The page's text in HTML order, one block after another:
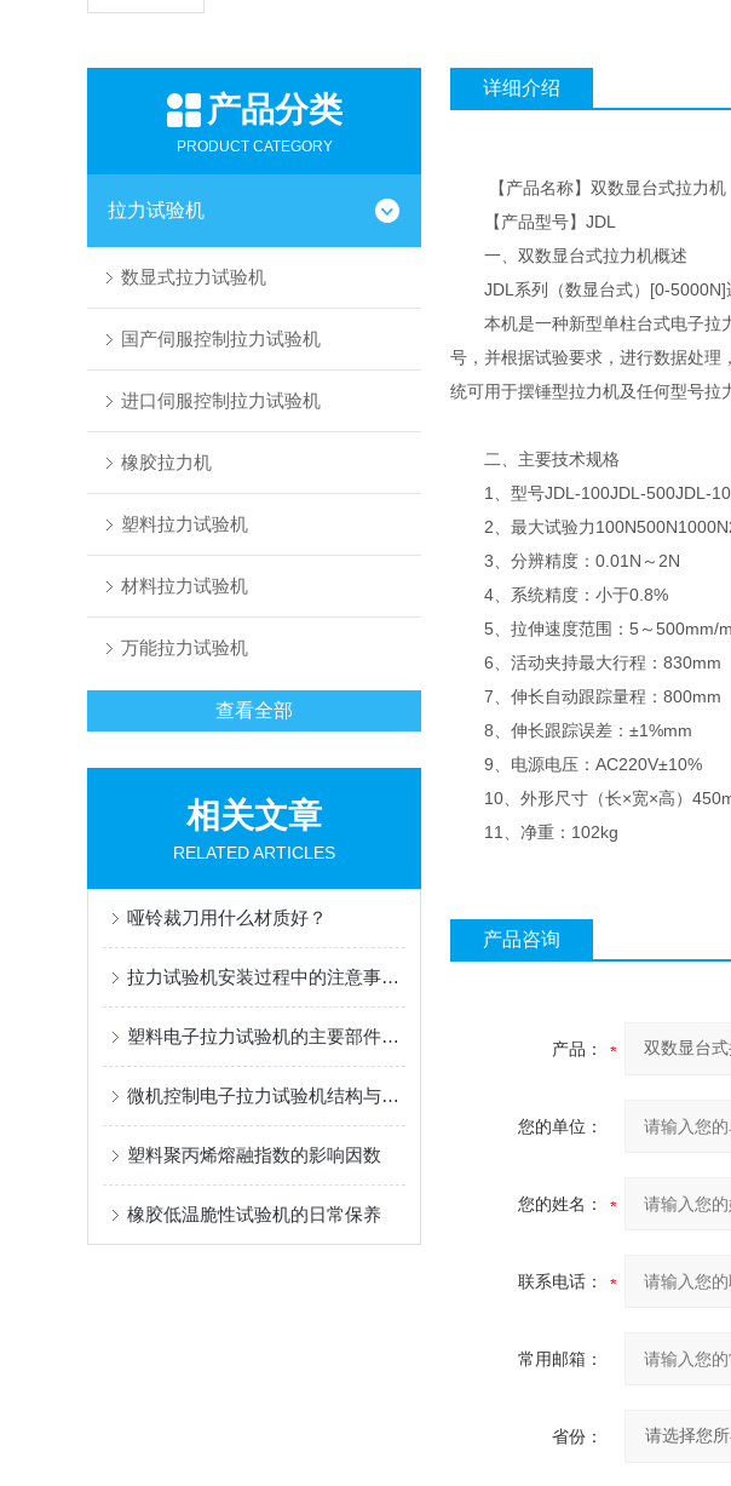
产品分类
PRODUCT CATEGORY
拉力试验机
数显式拉力试验机
国产伺服控制拉力试验机
进口伺服控制拉力试验机
橡胶拉力机
塑料拉力试验机
材料拉力试验机
万能拉力试验机
查看全部
相关文章
RELATED ARTICLES
哑铃裁刀用什么材质好？
拉力试验机安装过程中的注意事项及维护
塑料电子拉力试验机的主要部件及选择方式
微机控制电子拉力试验机结构与原理及特点
塑料聚丙烯熔融指数的影响因数
橡胶低温脆性试验机的日常保养
详细介绍
【产品名称】双数显台式拉力机
【产品型号】JDL
一、双数显台式拉力机概述
JDL系列（数显台式）[0-5000N]适
本机是一种新型单柱台式电子拉力
号，并根据试验要求，进行数据处理
统可用于摆锤型拉力机及任何型号拉
二、主要技术规格
1、型号JDL-100JDL-500JDL-
2、最大试验力
3、分辨精度：0.01N～2N
4、系统精度：小于0.8%
5、拉伸速度范围：5～500mm/
6、活动夹持最大行程：830mm
7、伸长自动跟踪量程：800mm
8、伸长跟踪误差：±1%mm
9、电源电压：AC220V±10%
10、外形尺寸（长×宽×高）
11、净重：102kg
产品咨询
产品：
您的单位：
您的姓名：
联系电话：
常用邮箱：
省份：